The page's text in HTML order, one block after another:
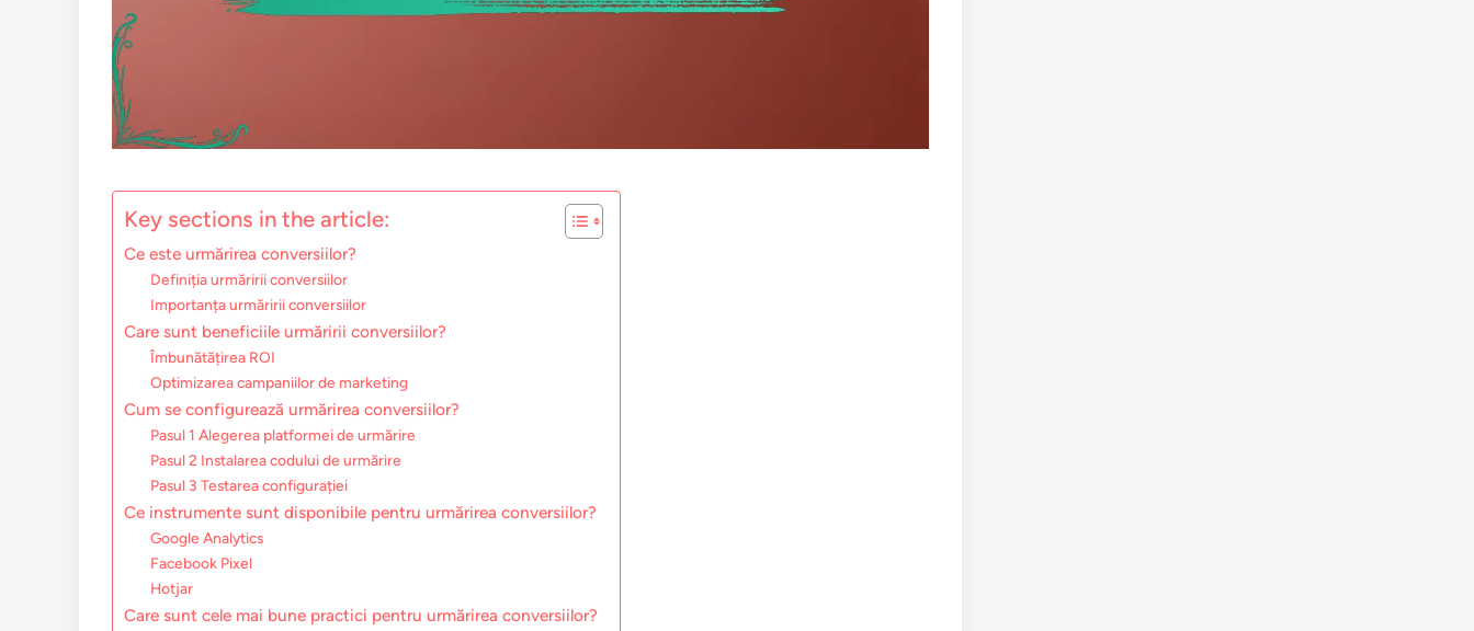
Key sections in the article:
Ce este urmărirea conversiilor?
Definiția urmăririi conversiilor
Importanța urmăririi conversiilor
Care sunt beneficiile urmăririi conversiilor?
Îmbunătățirea ROI
Optimizarea campaniilor de marketing
Cum se configurează urmărirea conversiilor?
Pasul 1 Alegerea platformei de urmărire
Pasul 2 Instalarea codului de urmărire
Pasul 3 Testarea configurației
Ce instrumente sunt disponibile pentru urmărirea conversiilor?
Google Analytics
Facebook Pixel
Hotjar
Care sunt cele mai bune practici pentru urmărirea conversiilor?